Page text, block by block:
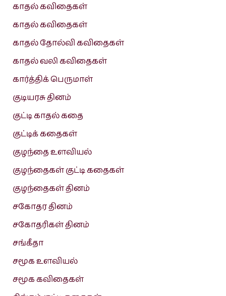
காதல் கவிதைகள்
காதல் கவிதைகள்
காதல் தோல்வி கவிதைகள்
காதல் வலி கவிதைகள்
கார்த்திக் பெருமாள்
குடியரசு தினம்
குட்டி காதல் கதை
குட்டிக் கதைகள்
குழந்தை உளவியல்
குழந்தைகள் குட்டி கதைகள்
குழந்தைகள் தினம்
சகோதர தினம்
சகோதரிகள் தினம்
சங்கீதா
சமூக உளவியல்
சமூக கவிதைகள்